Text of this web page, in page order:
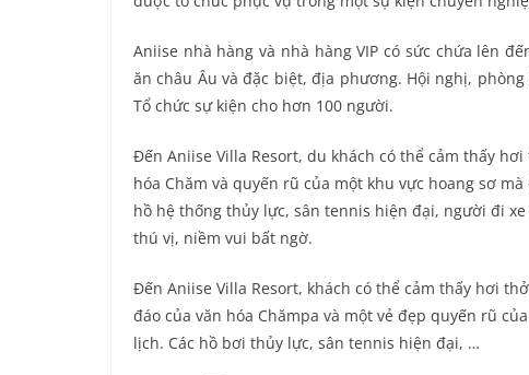
Aniise nhà hàng và nhà hàng VIP có sức chứa lên
ăn châu Âu và đặc biệt, địa phương. Hội nghị,
Tổ chức sự kiện cho hơn 100 người.
Đến Aniise Villa Resort, du khách có thể cảm thấy
hóa Chăm và quyến rũ của một khu vực hoang sơ
hồ hệ thống thủy lực, sân tennis hiện đại, người đi
thú vị, niềm vui bất ngờ.
Đến Aniise Villa Resort, khách có thể cảm thấy hơi
đáo của văn hóa Chămpa và một vẻ đẹp quyến rũ
lịch. Các hồ bơi thủy lực, sân tennis hiện đại, …